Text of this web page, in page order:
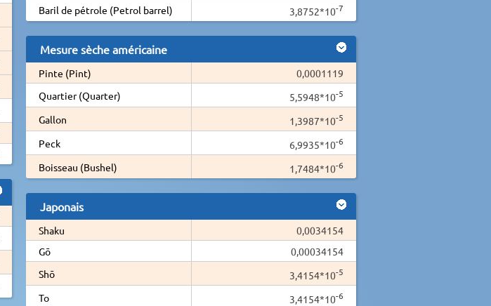
Baril de pétrole (Petrol barrel) 3,8752*10-7
Mesure sèche américaine
Pinte (Pint)
0,0001119
Quartier (Quarter)
5,5948*10-5
Gallon 1,3987*10-5
Peck 6,9935*10-6
Boisseau (Bushel) 1,7484*10-6
Japonais
Shaku
0,0034154
Gō
0,00034154
Shō
3,4154*10-5
To 3,4154*10-6